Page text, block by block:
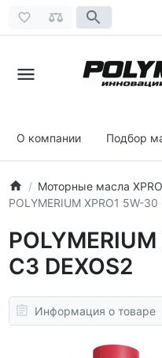
О компании Подбор
Моторные масла
POLYMERIUM XPRO1 5W-30
C3 DEXOS2
Информация о товаре